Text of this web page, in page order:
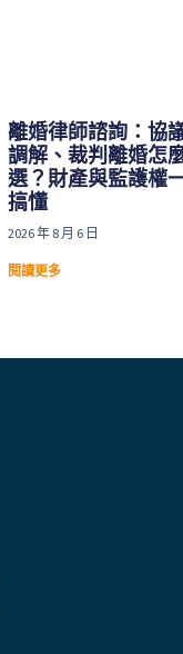
離婚律師諮詢：協
調解、裁判離婚怎
選？財產與監護權
搞懂
2026 年 8 月 6 日
閱讀更多